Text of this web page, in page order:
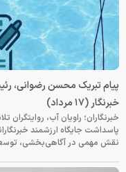
پیام تبریک محسن رضوانی،
خبرنگار (۱۷ مرداد)
پاسداشت جایگاه ارزشمند
نقش مهمی در آگاهی‌بخشی،